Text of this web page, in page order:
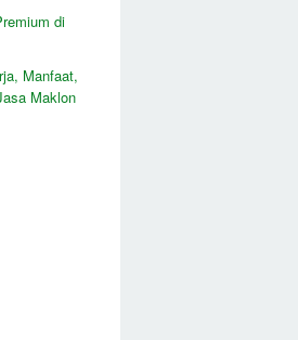
di
Manfaat,
Maklon